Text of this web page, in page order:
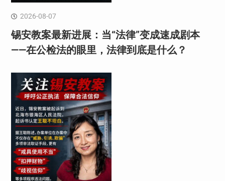
2026-08-07
锡安教案最新进展：当“法律”变成速成剧本
——在公检法的眼里，法律到底是什么？